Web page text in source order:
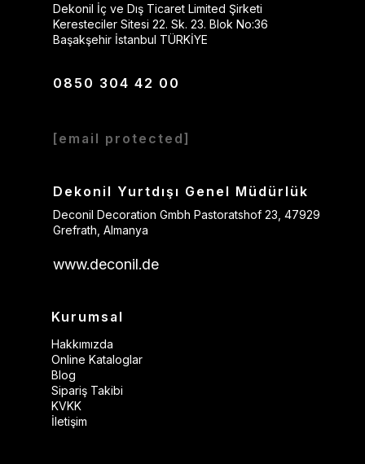
Dekonil İç ve Dış Ticaret Limited Şirketi
Keresteciler Sitesi 22. Sk. 23. Blok No:36
Başakşehir İstanbul TÜRKİYE
0850 304 42 00
[email protected]
Dekonil Yurtdışı Genel Müdürlük
Deconil Decoration Gmbh Pastoratshof 23, 47929
Grefrath, Almanya
www.deconil.de
Kurumsal
Hakkımızda
Online Kataloglar
Blog
Sipariş Takibi
KVKK
İletişim